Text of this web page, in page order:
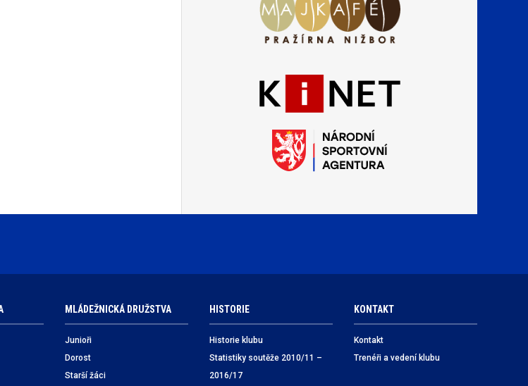
MLÁDEŽNICKÁ DRUŽSTVA
Junioři
Dorost
Starší žáci
HISTORIE
Historie klubu
Statistiky soutěže 2010/11 –
2016/17
KONTAKT
Kontakt
Trenéři a vedení klubu